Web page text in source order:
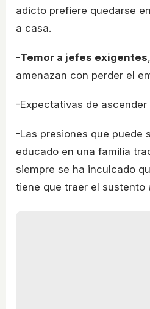
adicto prefiere quedarse
a casa.
-Temor a jefes exigentes
amenazan con perder el
-Expectativas de ascender
-Las presiones que puede
educado en una familia
siempre se ha inculcado
tiene que traer el sustento